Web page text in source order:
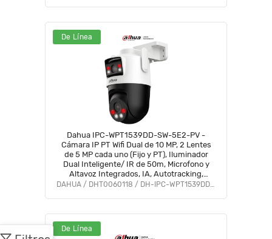
De Línea
Dahua IPC-WPT1539DD-SW-5E2-PV -
Cámara IP PT Wifi Dual de 10 MP, 2 Lentes
de 5 MP cada uno (Fijo y PT), Iluminador
Dual Inteligente/ IR de 50m, Microfono y
Altavoz Integrados, IA, Autotracking,
Disuación activa, Ranura MicroSD, IP66 DAHUA / DHT0060118 / DH-IPC-WPT1539DD-SW-5E2-PV
De Línea